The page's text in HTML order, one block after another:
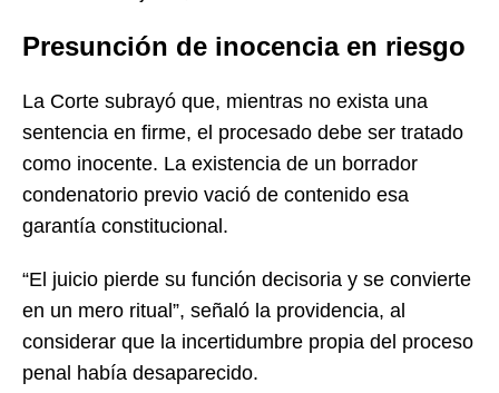
Presunción de inocencia en riesgo
La Corte subrayó que, mientras no exista una
sentencia en firme, el procesado debe ser tratado
como inocente. La existencia de un borrador
condenatorio previo vació de contenido esa
garantía constitucional.
“El juicio pierde su función decisoria y se convierte
en un mero ritual”, señaló la providencia, al
considerar que la incertidumbre propia del proceso
penal había desaparecido.